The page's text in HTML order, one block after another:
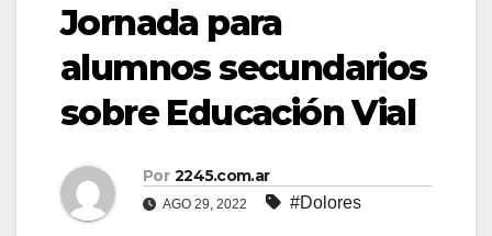
Jornada para
alumnos secundarios
sobre Educación Vial
Por 2245.com.ar
AGO 29, 2022 #Dolores